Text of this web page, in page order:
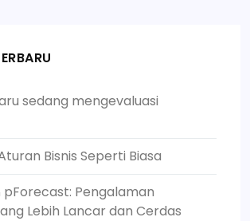
sedang mengevaluasi
Bisnis Seperti Biasa
Pengalaman
Lebih Lancar dan Cerdas